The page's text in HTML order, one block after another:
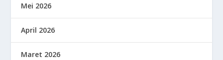
Mei 2026
April 2026
Maret 2026